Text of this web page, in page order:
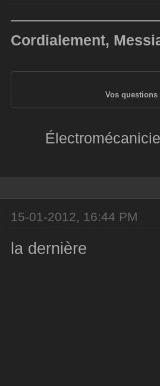
Cordialement,
Vos questions
15-01-2012, 16:44 PM
la dernière